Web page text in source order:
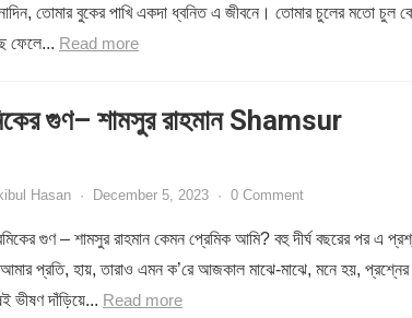
তোমার বুকের পাখি একদা ধ্বনিত এ জীবনে। তোমার চুলের মতো চুল
ফেলে... Read more
গুণ– শামসুর রাহমান Shamsur
Hasan · December 5, 2023 · 0 Comment
গুণ – শামসুর রাহমান কেমন প্রেমিক আমি? বহু দীর্ঘ বছরের পর এ
প্রতি, হায়, তারাও এমন ক’রে আজকাল মাঝে-মাঝে, মনে হয়,
ভীষণ দাঁড়িয়ে... Read more